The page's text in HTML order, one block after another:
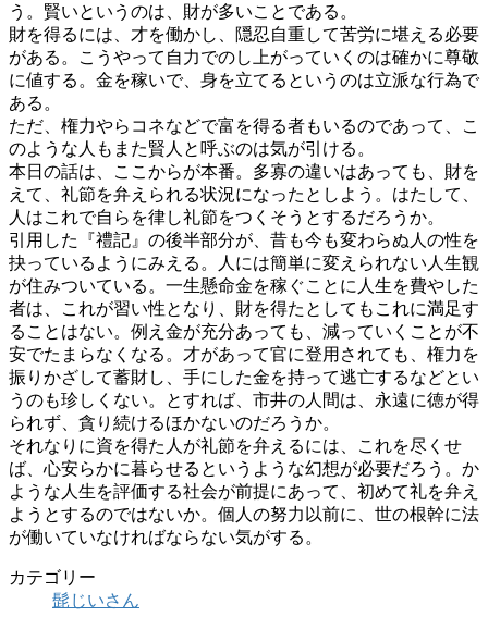
う。賢いというのは、財が多いことである。
財を得るには、才を働かし、隠忍自重して苦労に堪える必要
がある。こうやって自力でのし上がっていくのは確かに尊敬
に値する。金を稼いで、身を立てるというのは立派な行為で
ある。
ただ、権力やらコネなどで富を得る者もいるのであって、こ
のような人もまた賢人と呼ぶのは気が引ける。
本日の話は、ここからが本番。多寡の違いはあっても、財を
えて、礼節を弁えられる状況になったとしよう。はたして、
人はこれで自らを律し礼節をつくそうとするだろうか。
引用した『禮記』の後半部分が、昔も今も変わらぬ人の性を
抉っているようにみえる。人には簡単に変えられない人生観
が住みついている。一生懸命金を稼ぐことに人生を費やした
者は、これが習い性となり、財を得たとしてもこれに満足す
ることはない。例え金が充分あっても、減っていくことが不
安でたまらなくなる。才があって官に登用されても、権力を
振りかざして蓄財し、手にした金を持って逃亡するなどとい
うのも珍しくない。とすれば、市井の人間は、永遠に徳が得
られず、貪り続けるほかないのだろうか。
それなりに資を得た人が礼節を弁えるには、これを尽くせ
ば、心安らかに暮らせるというような幻想が必要だろう。か
ような人生を評価する社会が前提にあって、初めて礼を弁え
ようとするのではないか。個人の努力以前に、世の根幹に法
が働いていなければならない気がする。
カテゴリー
髭じいさん